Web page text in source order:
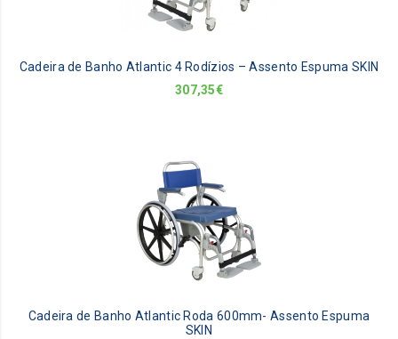
Cadeira de Banho Atlantic 4 Rodízios – Assento Espuma SKIN
307,35€
Cadeira de Banho Atlantic Roda 600mm- Assento Espuma
SKIN